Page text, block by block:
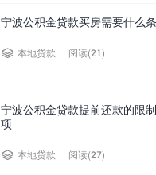
宁波公积金贷款买房需要什么
本地贷款 阅读(21)
宁波公积金贷款提前还款的限
项
本地贷款 阅读(27)